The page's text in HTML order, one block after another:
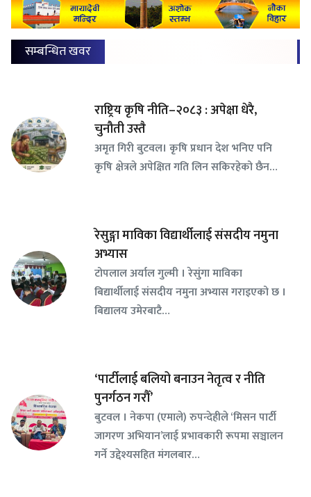
सम्बन्धित खवर
राष्ट्रिय कृषि नीति–२०८३ : अपेक्षा धेरै,
चुनौती उस्तै
अमृत गिरी बुटवल। कृषि प्रधान देश भनिए पनि
कृषि क्षेत्रले अपेक्षित गति लिन सकिरहेको छैन…
रेसुङ्गा माविका विद्यार्थीलाई संसदीय नमुना
अभ्यास
टोपलाल अर्याल गुल्मी । रेसुंगा माविका
बिद्यार्थीलाई संसदीय नमुना अभ्यास गराइएको छ ।
बिद्यालय उमेरबाटै…
‘पार्टीलाई बलियो बनाउन नेतृत्व र नीति
पुनर्गठन गरौँ’
बुटवल । नेकपा (एमाले) रुपन्देहीले ‘मिसन पार्टी
जागरण अभियान’लाई प्रभावकारी रूपमा सञ्चालन
गर्ने उद्देश्यसहित मंगलबार…